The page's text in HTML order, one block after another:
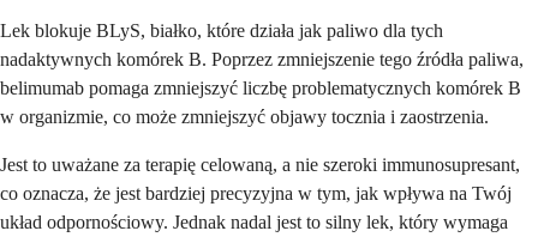
Lek blokuje BLyS, białko, które działa jak paliwo dla tych
nadaktywnych komórek B. Poprzez zmniejszenie tego źródła paliwa,
belimumab pomaga zmniejszyć liczbę problematycznych komórek B
w organizmie, co może zmniejszyć objawy tocznia i zaostrzenia.
Jest to uważane za terapię celowaną, a nie szeroki immunosupresant,
co oznacza, że jest bardziej precyzyjna w tym, jak wpływa na Twój
układ odpornościowy. Jednak nadal jest to silny lek, który wymaga